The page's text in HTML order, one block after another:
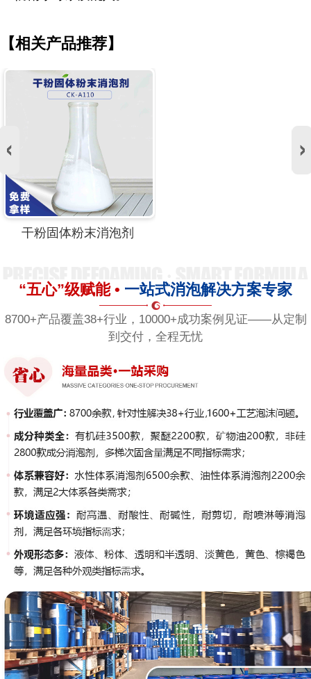
【相关产品推荐】
干粉固体粉末消泡剂
“五心”级赋能 • 一站式消泡解决方案专家
8700+产品覆盖38+行业，10000+成功案例见证——从定制
到交付，全程无忧